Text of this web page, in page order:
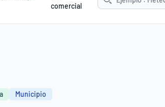
comercial
Municipio